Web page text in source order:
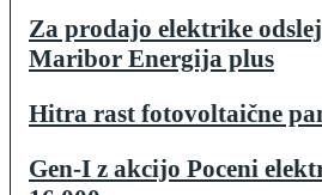
Za prodajo elektrike
Maribor Energija plus
Hitra rast fotovoltaične
Gen-I z akcijo Poceni